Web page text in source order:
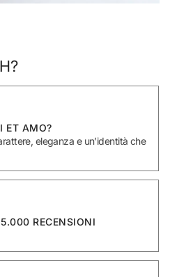
ET AMO?
eleganza e un’identità che
RECENSIONI